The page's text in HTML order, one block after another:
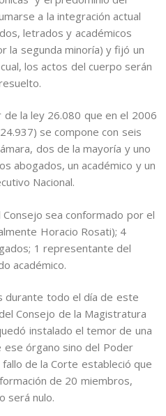
a la integración actual
letrados y académicos
la segunda minoría) y fijó un
los actos del cuerpo serán
la ley 26.080 que en el 2006
se compone con seis
dos de la mayoría y uno
abogados, un académico y un
Nacional.
sea conformado por el
Horacio Rosati); 4
1 representante del
académico.
durante todo el día de este
Consejo de la Magistratura
instalado el temor de una
ese órgano sino del Poder
de la Corte estableció que
de 20 miembros,
será nulo.